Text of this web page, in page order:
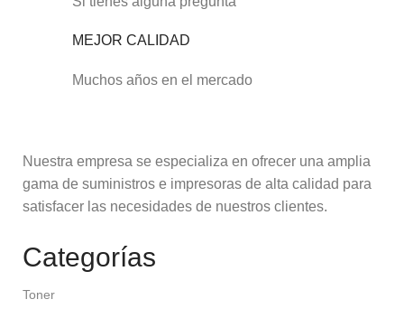
MEJOR CALIDAD
Muchos años en el mercado
Nuestra empresa se especializa en ofrecer una amplia
gama de suministros e impresoras de alta calidad para
satisfacer las necesidades de nuestros clientes.
Categorías
Toner